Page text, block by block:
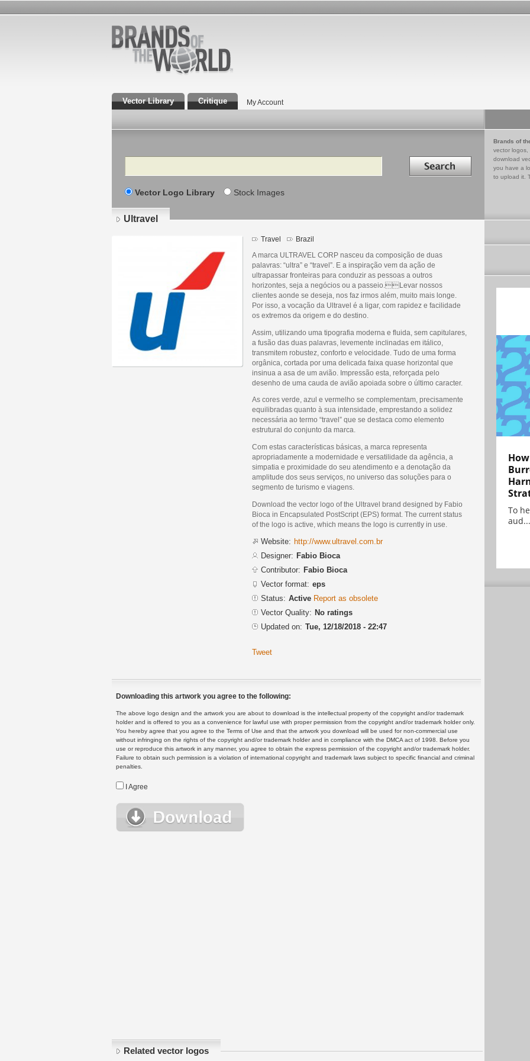
Vector Library Critique My Account
Search Search in
Vector Logo Library Stock Images
Brands of
vector logos,
download
you have a
to upload it.
Ultravel
Travel Brazil
A marca ULTRAVEL CORP nasceu da composição de duas
palavras: “ultra” e “travel”. E a inspiração vem da ação de
ultrapassar fronteiras para conduzir as pessoas a outros
horizontes, seja a negócios ou a passeio.Levar nossos
clientes aonde se deseja, nos faz irmos além, muito mais longe.
Por isso, a vocação da Ultravel é a ligar, com rapidez e facilidade
os extremos da origem e do destino.
Assim, utilizando uma tipografia moderna e fluida, sem capitulares,
a fusão das duas palavras, levemente inclinadas em itálico,
transmitem robustez, conforto e velocidade. Tudo de uma forma
orgânica, cortada por uma delicada faixa quase horizontal que
insinua a asa de um avião. Impressão esta, reforçada pelo
desenho de uma cauda de avião apoiada sobre o último caracter.
As cores verde, azul e vermelho se complementam, precisamente
equilibradas quanto à sua intensidade, emprestando a solidez
necessária ao termo “travel” que se destaca como elemento
estrutural do conjunto da marca.
Com estas características básicas, a marca representa
apropriadamente a modernidade e versatilidade da agência, a
simpatia e proximidade do seu atendimento e a denotação da
amplitude dos seus serviços, no universo das soluções para o
segmento de turismo e viagens.
Download the vector logo of the Ultravel brand designed by Fabio
Bioca in Encapsulated PostScript (EPS) format. The current status
of the logo is active, which means the logo is currently in use.
Website: http://www.ultravel.com.br
Designer: Fabio Bioca
Contributor: Fabio Bioca
Vector format: eps
Status: Active Report as obsolete
Vector Quality: No ratings
Updated on: Tue, 12/18/2018 - 22:47
Tweet
Downloading this artwork you agree to the following:
The above logo design and the artwork you are about to download is the intellectual property of the copyright and/or trademark
holder and is offered to you as a convenience for lawful use with proper permission from the copyright and/or trademark holder only.
You hereby agree that you agree to the Terms of Use and that the artwork you download will be used for non-commercial use
without infringing on the rights of the copyright and/or trademark holder and in compliance with the DMCA act of 1998. Before you
use or reproduce this artwork in any manner, you agree to obtain the express permission of the copyright and/or trademark holder.
Failure to obtain such permission is a violation of international copyright and trademark laws subject to specific financial and criminal
penalties.
I Agree
Related vector logos
To
aud...